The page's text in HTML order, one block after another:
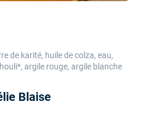
de karité, huile de colza, eau,
argile rouge, argile blanche
Blaise